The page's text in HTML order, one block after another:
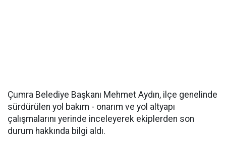
Çumra Belediye Başkanı Mehmet Aydın, ilçe genelinde
sürdürülen yol bakım - onarım ve yol altyapı
çalışmalarını yerinde inceleyerek ekiplerden son
durum hakkında bilgi aldı.